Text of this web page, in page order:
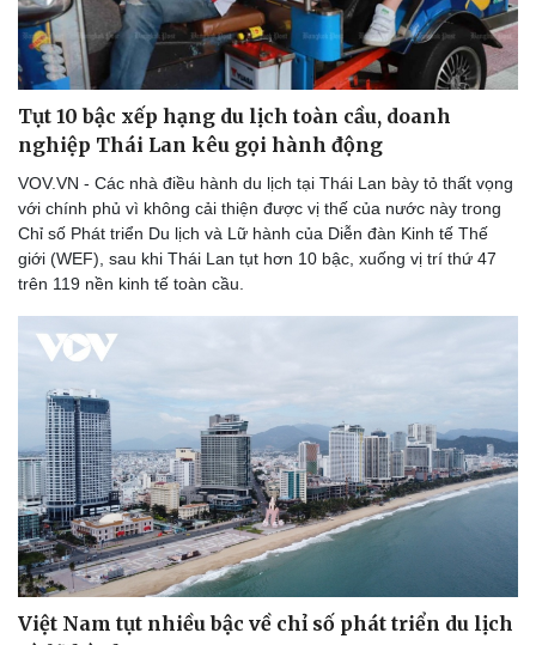
Sức khỏe
Dinh dưỡng - món ngon
Cây thuốc
Sản phụ khoa
Nhi khoa
Nam khoa
Đời sống
Nhà đẹp
Blog
Tụt 10 bậc xếp hạng du lịch toàn cầu, doanh
nghiệp Thái Lan kêu gọi hành động
VOV.VN - Các nhà điều hành du lịch tại Thái Lan bày tỏ thất vọng
với chính phủ vì không cải thiện được vị thế của nước này trong
Chỉ số Phát triển Du lịch và Lữ hành của Diễn đàn Kinh tế Thế
giới (WEF), sau khi Thái Lan tụt hơn 10 bậc, xuống vị trí thứ 47
trên 119 nền kinh tế toàn cầu.
Việt Nam tụt nhiều bậc về chỉ số phát triển du lịch